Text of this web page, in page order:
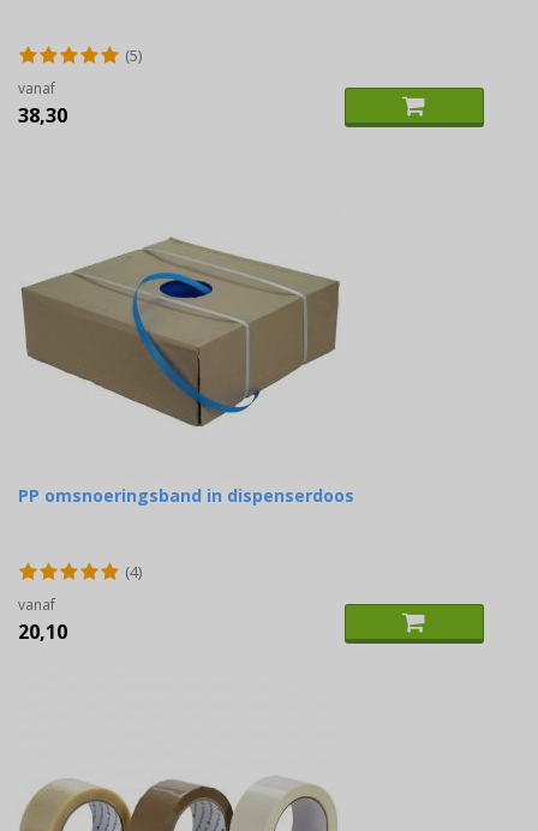
(5)
vanaf
38,30
PP omsnoeringsband in dispenserdoos
(4)
vanaf
20,10